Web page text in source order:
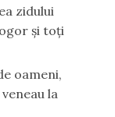
zidului
şi toţi
oameni,
la